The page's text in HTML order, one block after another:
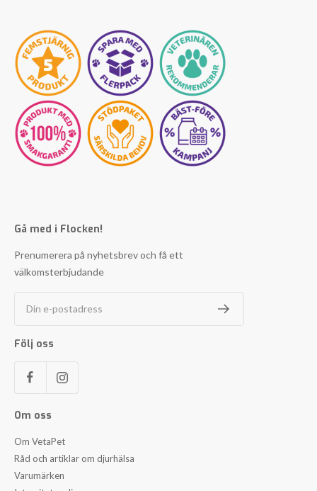
Gå med i Flocken!
Prenumerera på nyhetsbrev och få ett
välkomsterbjudande
Din e-postadress
Följ oss
Om oss
Om VetaPet
Råd och artiklar om djurhälsa
Varumärken